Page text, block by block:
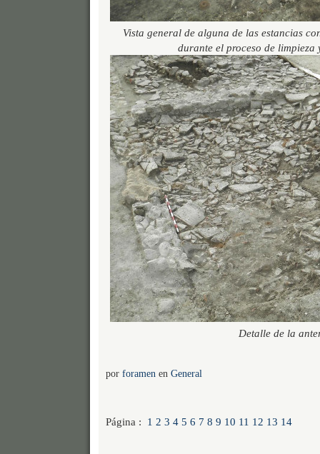
Vista general de alguna de las estancias
durante el proceso de limpieza
Detalle de la
por foramenen General
Página : 1 2 3 4 5 6 7 8 9 10 11 12 13 14